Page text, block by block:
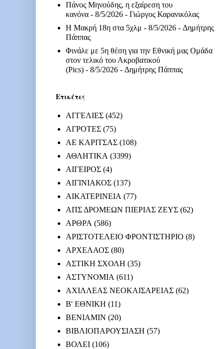
Πάνος Μηνούδης, η εξαίρεση του
κανόνα - 8/5/2026 - Γιώργος Καρανικόλας
Η Μακρή 18η στα 5χλμ - 8/5/2026 - Δημήτρης
Πάππας
Φινάλε με 5η θέση για την Εθνική μας Ομάδα
στον τελικό του Ακροβατικού
(Pics) - 8/5/2026 - Δημήτρης Πάππας
Ετικέτες
ΑΓΓΕΛΙΕΣ (452)
ΑΓΡΟΤΕΣ (75)
ΑΕ ΚΑΡΙΤΣΑΣ (108)
ΑΘΛΗΤΙΚΑ (3399)
ΑΙΓΕΙΡΟΣ (4)
ΑΙΓΙΝΙΑΚΟΣ (137)
ΑΙΚΑΤΕΡΙΝΕΙΑ (77)
ΑΠΣ ΔΡΟΜΕΩΝ ΠΙΕΡΙΑΣ ΖΕΥΣ (62)
ΑΡΘΡΑ (586)
ΑΡΙΣΤΟΤΕΛΕΙΟ ΦΡΟΝΤΙΣΤΗΡΙΟ (8)
ΑΡΧΕΛΑΟΣ (80)
ΑΣΤΙΚΗ ΣΧΟΛΗ (35)
ΑΣΤΥΝΟΜΙΑ (611)
ΑΧΙΛΛΕΑΣ ΝΕΟΚΑΙΣΑΡΕΙΑΣ (62)
Β' ΕΘΝΙΚΗ (11)
ΒΕΝΙΑΜΙΝ (20)
ΒΙΒΛΙΟΠΑΡΟΥΣΙΑΣΗ (57)
ΒΟΛΕΙ (106)